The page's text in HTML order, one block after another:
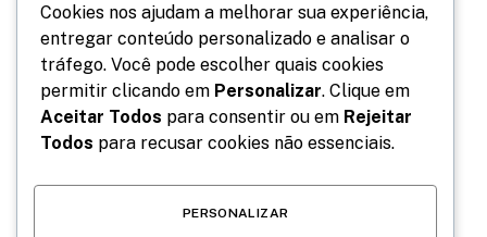
em um momento de muita e imensa
vulnerabilidade, que é o processo de
nascimento de uma mãe desse novo papel,
desse novo amor, das novas abdicações,
das novas demandas, e tudo que isso
transformação retratada no palco, com o
Cookies nos ajudam a melhorar sua experiência,
entregar conteúdo personalizado e analisar o
tráfego. Você pode escolher quais cookies
permitir clicando em Personalizar. Clique em
Aceitar Todos para consentir ou em Rejeitar
Todos para recusar cookies não essenciais.
PERSONALIZAR